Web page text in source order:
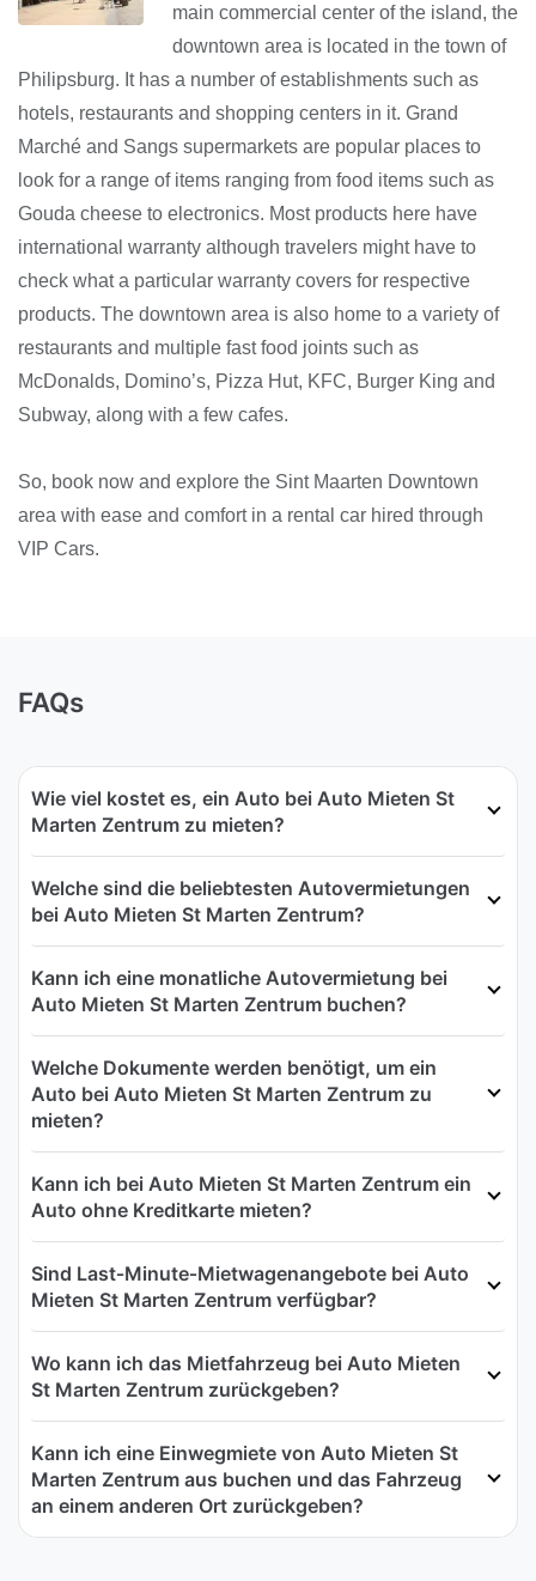
main commercial center of the island, the
downtown area is located in the town of
Philipsburg. It has a number of establishments such as
hotels, restaurants and shopping centers in it. Grand
Marché and Sangs supermarkets are popular places to
look for a range of items ranging from food items such as
Gouda cheese to electronics. Most products here have
international warranty although travelers might have to
check what a particular warranty covers for respective
products. The downtown area is also home to a variety of
restaurants and multiple fast food joints such as
McDonalds, Domino’s, Pizza Hut, KFC, Burger King and
Subway, along with a few cafes.
So, book now and explore the Sint Maarten Downtown
area with ease and comfort in a rental car hired through
VIP Cars.
FAQs
Wie viel kostet es, ein Auto bei Auto Mieten St
Marten Zentrum zu mieten?
Welche sind die beliebtesten Autovermietungen
bei Auto Mieten St Marten Zentrum?
Kann ich eine monatliche Autovermietung bei
Auto Mieten St Marten Zentrum buchen?
Welche Dokumente werden benötigt, um ein
Auto bei Auto Mieten St Marten Zentrum zu
mieten?
Kann ich bei Auto Mieten St Marten Zentrum ein
Auto ohne Kreditkarte mieten?
Sind Last‑Minute‑Mietwagenangebote bei Auto
Mieten St Marten Zentrum verfügbar?
Wo kann ich das Mietfahrzeug bei Auto Mieten
St Marten Zentrum zurückgeben?
Kann ich eine Einwegmiete von Auto Mieten St
Marten Zentrum aus buchen und das Fahrzeug
an einem anderen Ort zurückgeben?